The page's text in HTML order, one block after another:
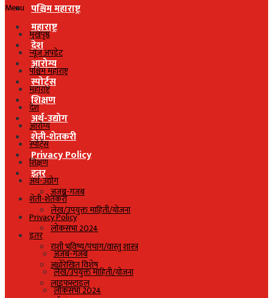
पश्चिम महाराष्ट्र
महाराष्ट्र
देश
आरोग्य
स्पोर्ट्स
शिक्षण
अर्थ-उद्योग
शेती-शेतकरी
Privacy Policy
इतर
अजब-गजब
लेख/उपयुक्त माहिती/योजना
लोकसभा 2024
राशी भविष्य/पंचांग/वास्तु शास्त्र
अधोरेखित विशेष
लाइफस्टाइल
Menu
मुखपृष्ठ
न्यूज अपडेट
पश्चिम महाराष्ट्र
महाराष्ट्र
देश
आरोग्य
स्पोर्ट्स
शिक्षण
अर्थ-उद्योग
शेती-शेतकरी
Privacy Policy
इतर
अजब-गजब
लेख/उपयुक्त माहिती/योजना
लोकसभा 2024